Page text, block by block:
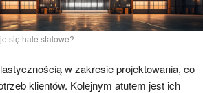
się hale stalowe?
w zakresie projektowania, co
klientów. Kolejnym atutem jest ich